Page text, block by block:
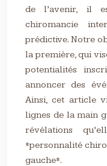
de l’avenir, il
chiromancie
prédictive. Notre
la première, qui
potentialités
annoncer des
Ainsi, cet article
lignes de la main
révélations
*personnalité
gauche*.